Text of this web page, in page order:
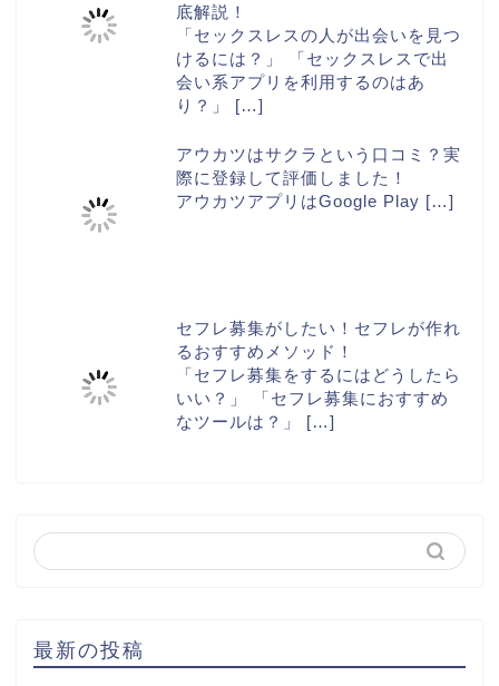
底解説！
「セックスレスの人が出会いを見つ
けるには？」 「セックスレスで出
会い系アプリを利用するのはあ
り？」 […]
アウカツはサクラという口コミ？実
際に登録して評価しました！
アウカツアプリはGoogle Play […]
セフレ募集がしたい！セフレが作れ
るおすすめメソッド！
「セフレ募集をするにはどうしたら
いい？」 「セフレ募集におすすめ
なツールは？」 […]
最新の投稿